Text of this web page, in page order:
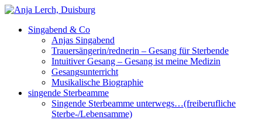
Anjas Welt
Singende Sterbeamme
Singabend & Co
Anjas Singabend
Trauersängerin/rednerin – Gesang für Sterbende
Intuitiver Gesang – Gesang ist meine Medizin
Gesangsunterricht
Musikalische Biographie
singende Sterbeamme
Singende Sterbeamme unterwegs…(freiberufliche
Sterbe-/Lebensamme)